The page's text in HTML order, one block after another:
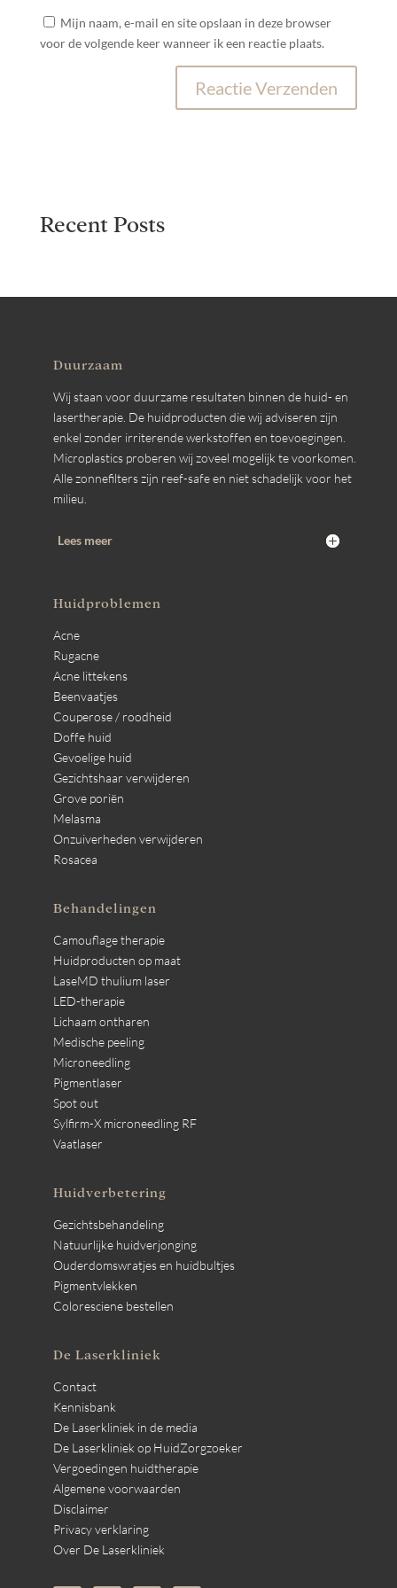
Mijn naam, e-mail en site opslaan in deze browser
voor de volgende keer wanneer ik een reactie plaats.
Recent Posts
Duurzaam
Wij staan voor duurzame resultaten binnen de huid- en
lasertherapie. De huidproducten die wij adviseren zijn
enkel zonder irriterende werkstoffen en toevoegingen.
Microplastics proberen wij zoveel mogelijk te voorkomen.
Alle zonnefilters zijn reef-safe en niet schadelijk voor het
milieu.
Lees meer
Huidproblemen
Acne
Rugacne
Acne littekens
Beenvaatjes
Couperose / roodheid
Doffe huid
Gevoelige huid
Gezichtshaar verwijderen
Grove poriën
Melasma
Onzuiverheden verwijderen
Rosacea
Behandelingen
Camouflage therapie
Huidproducten op maat
LaseMD thulium laser
LED-therapie
Lichaam ontharen
Medische peeling
Microneedling
Pigmentlaser
Spot out
Sylfirm-X microneedling RF
Vaatlaser
Huidverbetering
Gezichtsbehandeling
Natuurlijke huidverjonging
Ouderdomswratjes en huidbultjes
Pigmentvlekken
Coloresciene bestellen
De Laserkliniek
Contact
Kennisbank
De Laserkliniek in de media
De Laserkliniek op HuidZorgzoeker
Vergoedingen huidtherapie
Algemene voorwaarden
Disclaimer
Privacy verklaring
Over De Laserkliniek